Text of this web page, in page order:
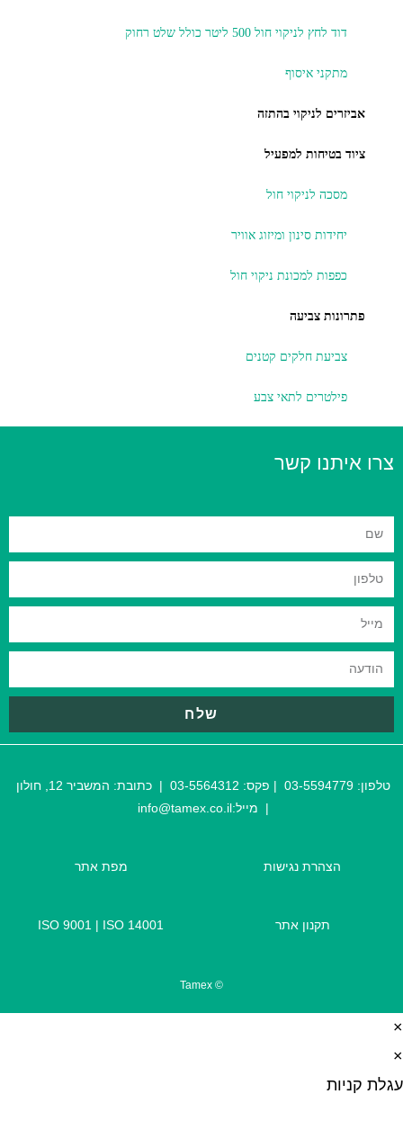
דוד לחץ לניקוי חול 500 ליטר כולל שלט רחוק
מתקני איסוף
אביזרים לניקוי בהתזה
ציוד בטיחות למפעיל
מסכה לניקוי חול
יחידות סינון ומיזוג אוויר
כפפות למכונת ניקוי חול
פתרונות צביעה
צביעת חלקים קטנים
פילטרים לתאי צבע
צרו איתנו קשר
שלח
טלפון: 03-5594779 | פקס: 03-5564312 | כתובת: המשביר 12, חולון
| מייל:
info@tamex.co.il
הצהרת נגישות מפת אתר
תקנון אתר ISO 9001 | ISO 14001
© Tamex
×
×
עגלת קניות